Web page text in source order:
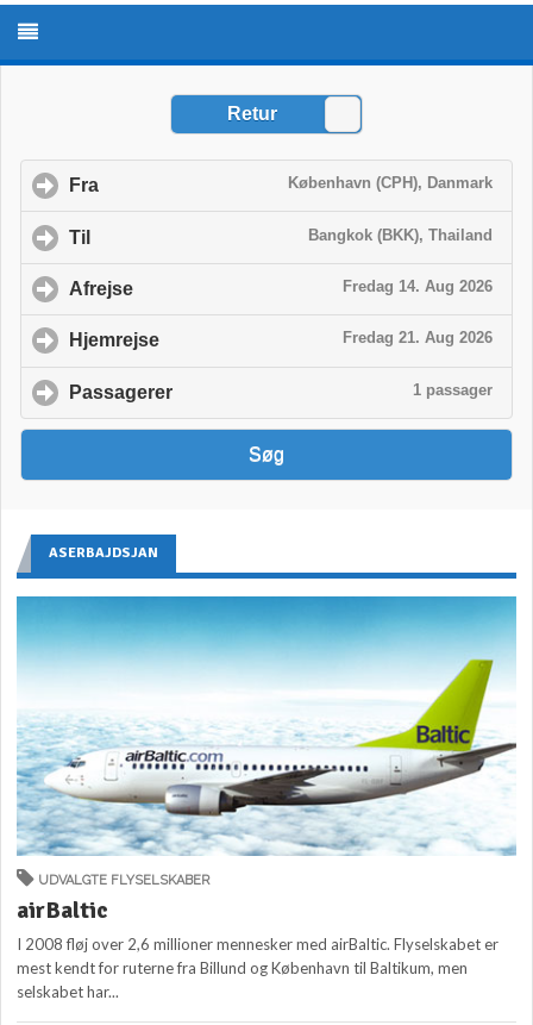
ASERBAJDSJAN
UDVALGTE FLYSELSKABER
airBaltic
I 2008 fløj over 2,6 millioner mennesker med airBaltic. Flyselskabet er
mest kendt for ruterne fra Billund og København til Baltikum, men
selskabet har...